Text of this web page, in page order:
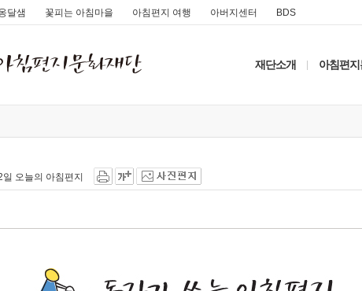
달샘 꽃피는 아침마을 아침편지 여행 아버지센터 BDS
재단소개 아침편지
오늘의 아침편지